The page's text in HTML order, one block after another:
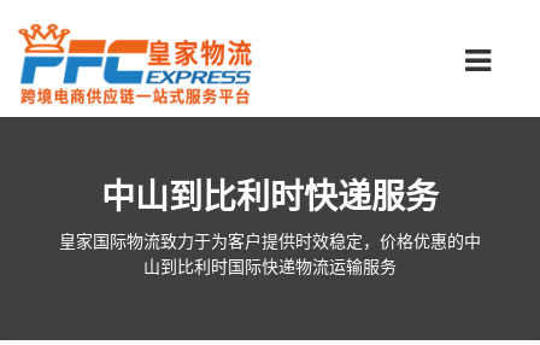
中山到比利时快递服务
皇家国际物流致力于为客户提供时效稳定，价格优惠的中
山到比利时国际快递物流运输服务